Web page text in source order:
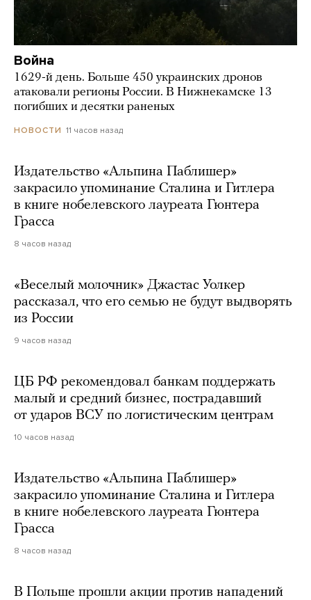
Война
1629-й день. Больше 450 украинских дронов
атаковали регионы России. В Нижнекамске 13
погибших и десятки раненых
НОВОСТИ 11 часов назад
Издательство «Альпина Паблишер»
закрасило упоминание Сталина и Гитлера
в книге нобелевского лауреата Гюнтера
Грасса
8 часов назад
«Веселый молочник» Джастас Уолкер
рассказал, что его семью не будут выдворять
из России
9 часов назад
ЦБ РФ рекомендовал банкам поддержать
малый и средний бизнес, пострадавший
от ударов ВСУ по логистическим центрам
10 часов назад
Издательство «Альпина Паблишер»
закрасило упоминание Сталина и Гитлера
в книге нобелевского лауреата Гюнтера
Грасса
8 часов назад
В Польше прошли акции против нападений